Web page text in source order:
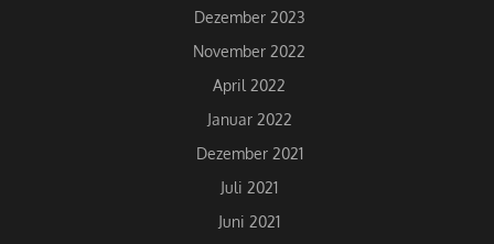
Dezember 2023
November 2022
April 2022
Januar 2022
Dezember 2021
Juli 2021
Juni 2021